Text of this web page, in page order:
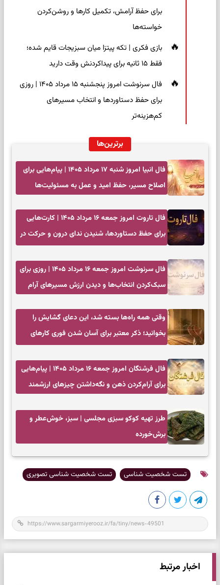
برای حفظ آرامش، تکمیل کارها و روشن‌کردن
خواسته‌ها
بازی فکری | تکه پیتزا میان سبزیجات قایم شده؛
فقط ۱۵ ثانیه برای پیداکردنش وقت دارید
فال سرنوشت امروز پنجشنبه ۱۵ مرداد ۱۴۰۵ | روزی
برای حفظ دستاوردها و انتخاب مسیرهای
کم‌هزینه‌تر
برترین‌ها
فال انبیا امروز شنبه ۱۷ مرداد ۱۴۰۵ | پیام‌هایی برای
اصلاح مسیر، حفظ امید و عمل به مسئولیت‌ها
فال تاروت امروز جمعه ۱۶ مرداد ۱۴۰۵ | کارت‌هایی
برای حفظ دستاوردها، شنیدن ندای درون و حرکت در
فال سرنوشت امروز جمعه ۱۶ مرداد ۱۴۰۵ | روزی برای
سبک‌کردن انتخاب‌ها و دیدن ارزش مسیرهای آرام
وقتی همه راه‌ها بسته شد، این دعای گشایش را
بخوانید؛ ذکر معتبر برای آسان شدن فوری کارهای
فال فرشتگان امروز جمعه ۱۶ مرداد ۱۴۰۵ | پیام‌هایی
برای آرام‌کردن ذهن و نگه‌داشتن چیزهای ارزشمند
طرز تهیه کوکو سبزی مجلسی | سبز، خوش‌عطر و
برش‌خورده
تست شخصیت شناسی تست شخصیت شناسی تصویری
اخبار مرتبط